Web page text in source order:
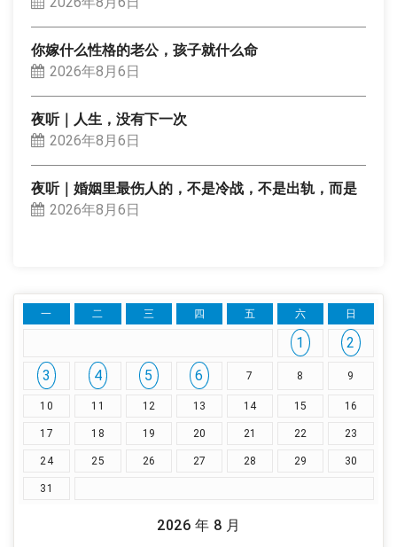
你嫁什么性格的老公，孩子就什么命
2026年8月6日
夜听｜人生，没有下一次
2026年8月6日
夜听｜婚姻里最伤人的，不是冷战，不是出轨，而是
2026年8月6日
2026 年 8 月
一 二 三 四 五 六 日
1
2
3
4 5 6 7 8 9
10 11 12 13 14 15 16
17 18 19 20 21 22 23
24 25 26 27 28 29 30
31